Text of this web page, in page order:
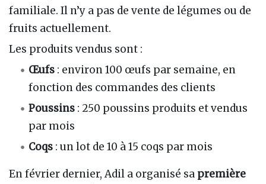
familiale. Il n’y a pas de vente de légumes ou de
fruits actuellement.
Les produits vendus sont :
Œufs : environ 100 œufs par semaine, en
fonction des commandes des clients
Poussins : 250 poussins produits et vendus
par mois
Coqs : un lot de 10 à 15 coqs par mois
En février dernier, Adil a organisé sa première